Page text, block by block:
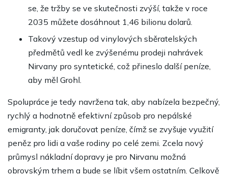
se, že tržby se ve skutečnosti zvýší, takže v roce
2035 můžete dosáhnout 1,46 bilionu dolarů.
Takový vzestup od vinylových sběratelských
předmětů vedl ke zvýšenému prodeji nahrávek
Nirvany pro syntetické, což přineslo další peníze,
aby měl Grohl.
Spolupráce je tedy navržena tak, aby nabízela bezpečný,
rychlý a hodnotně efektivní způsob pro nepálské
emigranty, jak doručovat peníze, čímž se zvyšuje využití
peněz pro lidi a vaše rodiny po celé zemi. Zcela nový
průmysl nákladní dopravy je pro Nirvanu možná
obrovským trhem a bude se líbit všem ostatním. Celkově